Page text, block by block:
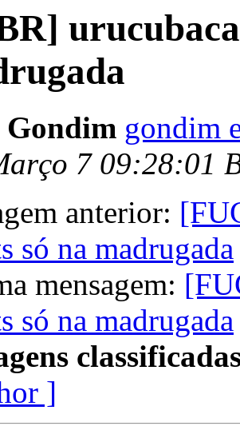
gondim
7 09:28:01
anterior:
só na madrugada
mensagem:
só na madrugada
]